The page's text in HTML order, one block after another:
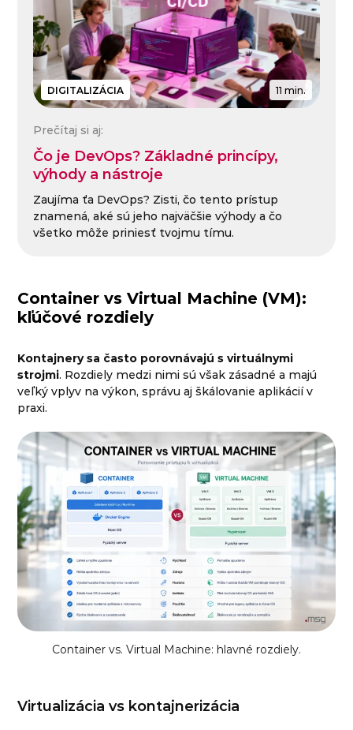
DIGITALIZÁCIA 11 min.
Prečítaj si aj:
Čo je DevOps? Základné princípy,
výhody a nástroje
Zaujíma ťa DevOps? Zisti, čo tento prístup
znamená, aké sú jeho najväčšie výhody a čo
všetko môže priniesť tvojmu tímu.
Container vs Virtual Machine (VM):
kľúčové rozdiely
Kontajnery sa často porovnávajú s virtuálnymi
strojmi. Rozdiely medzi nimi sú však zásadné a majú
veľký vplyv na výkon, správu aj škálovanie aplikácií v
praxi.
Container vs. Virtual Machine: hlavné rozdiely.
Virtualizácia vs kontajnerizácia